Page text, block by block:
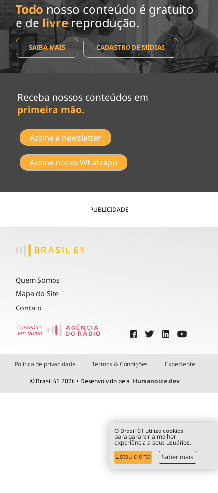
Todo nosso conteúdo é gratuito
e de livrereprodução.
SAIBA MAIS CADASTRO DE MÍDIAS
Receba nossos conteúdos em
primeira mão.
Assine a newsletter
Assine nosso Whatsapp
PUBLICIDADE
Quem Somos
Mapa do Site
Contato
Política de privacidade Termos & Condições Expediente
© Brasil 61 2026 • Desenvolvido pela Humanoide.dev
O Brasil 61 utiliza cookies
para garantir a melhor
experiência a seus usuários.
Estou ciente Saber mais